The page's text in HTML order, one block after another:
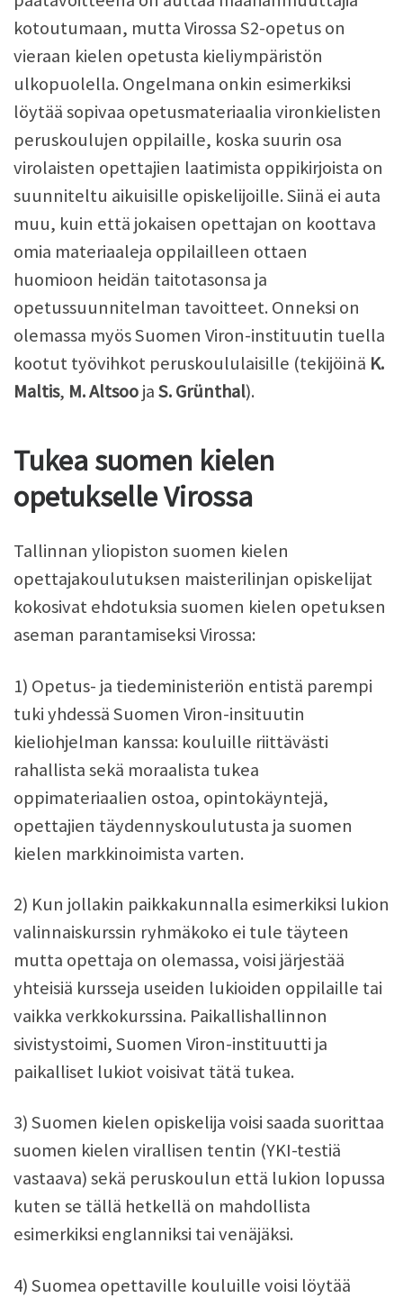
kotoutumaan, mutta Virossa S2-opetus on
vieraan kielen opetusta kieliympäristön
ulkopuolella. Ongelmana onkin esimerkiksi
löytää sopivaa opetusmateriaalia vironkielisten
peruskoulujen oppilaille, koska suurin osa
virolaisten opettajien laatimista oppikirjoista on
suunniteltu aikuisille opiskelijoille. Siinä ei auta
muu, kuin että jokaisen opettajan on koottava
omia materiaaleja oppilailleen ottaen
huomioon heidän taitotasonsa ja
opetussuunnitelman tavoitteet. Onneksi on
olemassa myös Suomen Viron-instituutin tuella
kootut työvihkot peruskoululaisille (tekijöinä K.
Maltis, M. AltsoojaS. Grünthal).
Tukea suomen kielen
opetukselle Virossa
Tallinnan yliopiston suomen kielen
opettajakoulutuksen maisterilinjan opiskelijat
kokosivat ehdotuksia suomen kielen opetuksen
aseman parantamiseksi Virossa:
1) Opetus- ja tiedeministeriön entistä parempi
tuki yhdessä Suomen Viron-insituutin
kieliohjelman kanssa: kouluille riittävästi
rahallista sekä moraalista tukea
oppimateriaalien ostoa, opintokäyntejä,
opettajien täydennyskoulutusta ja suomen
kielen markkinoimista varten.
2) Kun jollakin paikkakunnalla esimerkiksi lukion
valinnaiskurssin ryhmäkoko ei tule täyteen
mutta opettaja on olemassa, voisi järjestää
yhteisiä kursseja useiden lukioiden oppilaille tai
vaikka verkkokurssina. Paikallishallinnon
sivistystoimi, Suomen Viron-instituutti ja
paikalliset lukiot voisivat tätä tukea.
3) Suomen kielen opiskelija voisi saada suorittaa
suomen kielen virallisen tentin (YKI-testiä
vastaava) sekä peruskoulun että lukion lopussa
kuten se tällä hetkellä on mahdollista
esimerkiksi englanniksi tai venäjäksi.
4) Suomea opettaville kouluille voisi löytää